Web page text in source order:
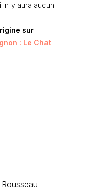
n'y aura aucun
sur
: Le Chat ----